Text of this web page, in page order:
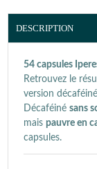
DESCRIPTION
54 capsules
Retrouvez le
version
Décaféiné sans
mais pauvre en
capsules.